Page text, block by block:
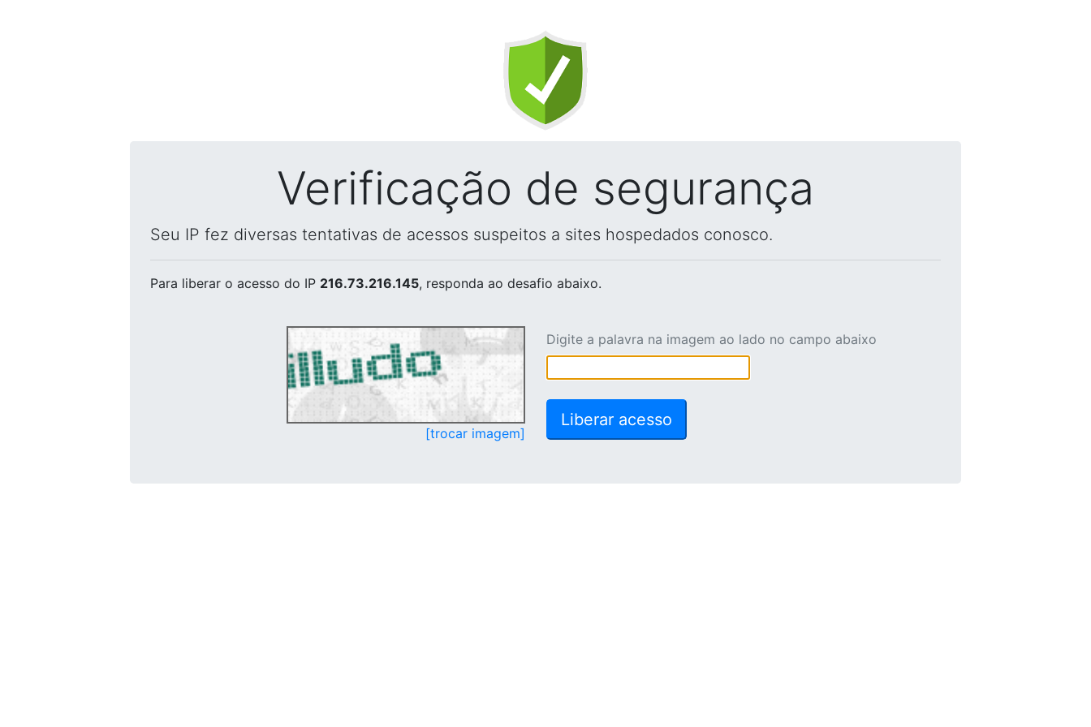
Verificação de segurança
Seu IP fez diversas tentativas de acessos suspeitos a sites hospedados conosco.
Para liberar o acesso do IP 216.73.216.145, responda ao desafio abaixo.
[trocar imagem]
Digite a palavra na imagem ao lado no campo abaixo